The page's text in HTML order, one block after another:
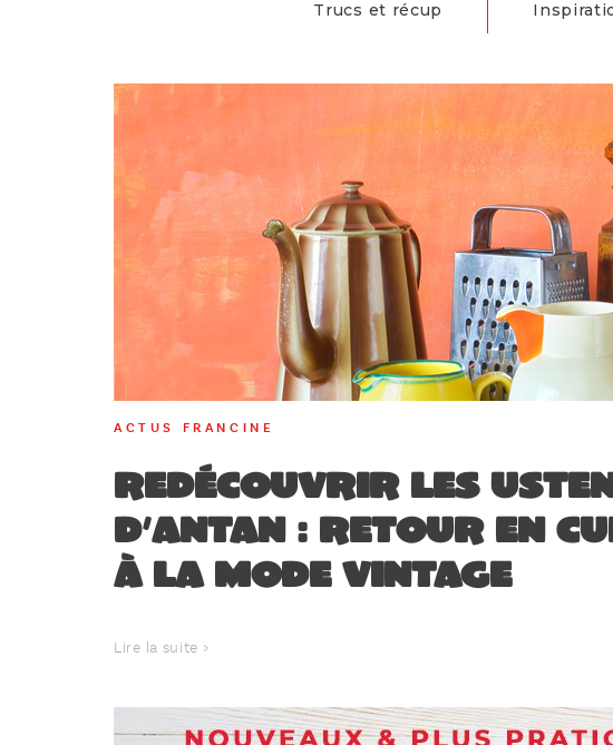
Trucs et récup
ACTUS FRANCINE
Redécouvrir les
d’antan : retour en
à la mode vintage
Lire la suite >